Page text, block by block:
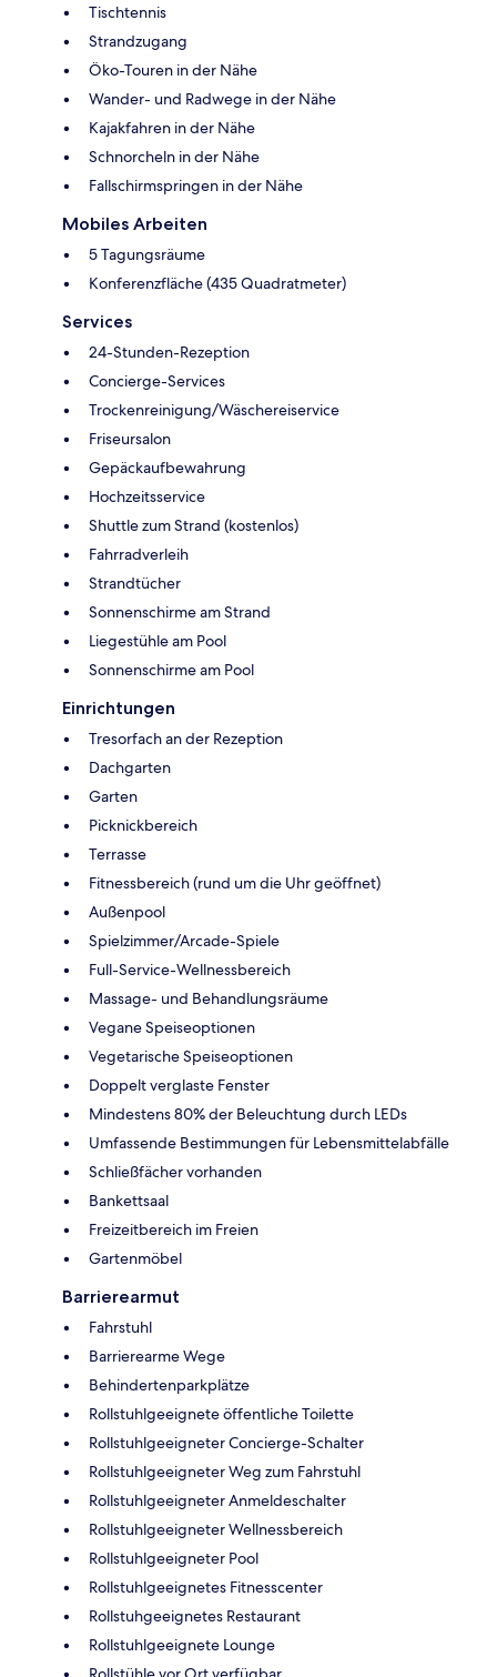
Tischtennis
Strandzugang
Öko-Touren in der Nähe
Wander- und Radwege in der Nähe
Kajakfahren in der Nähe
Schnorcheln in der Nähe
Fallschirmspringen in der Nähe
Mobiles Arbeiten
5 Tagungsräume
Konferenzfläche (435 Quadratmeter)
Services
24-Stunden-Rezeption
Concierge-Services
Trockenreinigung/Wäschereiservice
Friseursalon
Gepäckaufbewahrung
Hochzeitsservice
Shuttle zum Strand (kostenlos)
Fahrradverleih
Strandtücher
Sonnenschirme am Strand
Liegestühle am Pool
Sonnenschirme am Pool
Einrichtungen
Tresorfach an der Rezeption
Dachgarten
Garten
Picknickbereich
Terrasse
Fitnessbereich (rund um die Uhr geöffnet)
Außenpool
Spielzimmer/Arcade-Spiele
Full-Service-Wellnessbereich
Massage- und Behandlungsräume
Vegane Speiseoptionen
Vegetarische Speiseoptionen
Doppelt verglaste Fenster
Mindestens 80% der Beleuchtung durch LEDs
Umfassende Bestimmungen für Lebensmittelabfälle
Schließfächer vorhanden
Bankettsaal
Freizeitbereich im Freien
Gartenmöbel
Barrierearmut
Fahrstuhl
Barrierearme Wege
Behindertenparkplätze
Rollstuhlgeeignete öffentliche Toilette
Rollstuhlgeeigneter Concierge-Schalter
Rollstuhlgeeigneter Weg zum Fahrstuhl
Rollstuhlgeeigneter Anmeldeschalter
Rollstuhlgeeigneter Wellnessbereich
Rollstuhlgeeigneter Pool
Rollstuhlgeeignetes Fitnesscenter
Rollstuhgeeignetes Restaurant
Rollstuhlgeeignete Lounge